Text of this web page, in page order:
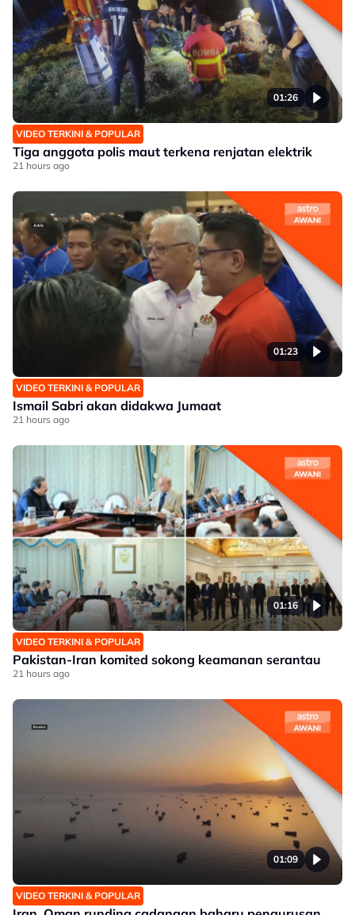
01:26
VIDEO TERKINI & POPULAR
Tiga anggota polis maut terkena renjatan elektrik
21 hours ago
01:23
VIDEO TERKINI & POPULAR
Ismail Sabri akan didakwa Jumaat
21 hours ago
01:16
VIDEO TERKINI & POPULAR
Pakistan-Iran komited sokong keamanan serantau
21 hours ago
01:09
VIDEO TERKINI & POPULAR